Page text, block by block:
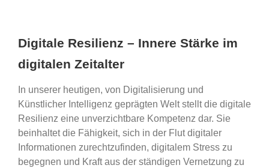
Digitale Resilienz – Innere Stärke im
digitalen Zeitalter
In unserer heutigen, von Digitalisierung und
Künstlicher Intelligenz geprägten Welt stellt die digitale
Resilienz eine unverzichtbare Kompetenz dar. Sie
beinhaltet die Fähigkeit, sich in der Flut digitaler
Informationen zurechtzufinden, digitalem Stress zu
begegnen und Kraft aus der ständigen Vernetzung zu